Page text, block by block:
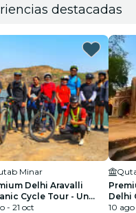
destacadas
Minar
Delhi Aravalli
Cycle Tour - Un
a la India real y rural
- 21 oct
Delhi
10